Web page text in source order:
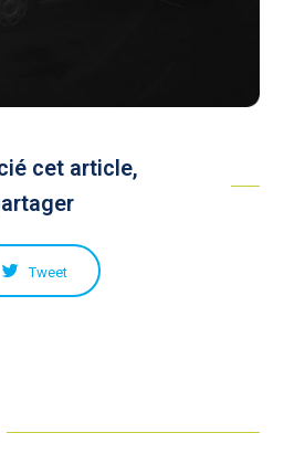
cet article,
Tweet